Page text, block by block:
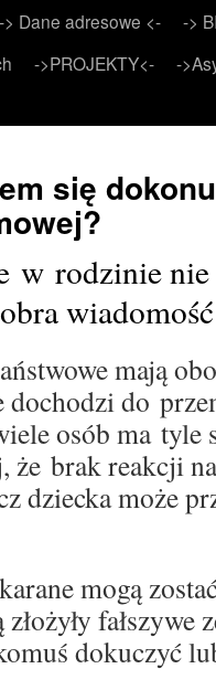
-> Dane adresowe <-
->
->PROJEKTY<-
-
się
w rodzinie
mają
do
osób ma tyle
że brak reakcji
dziecka może
mogą
fałszywe
dokuczyć